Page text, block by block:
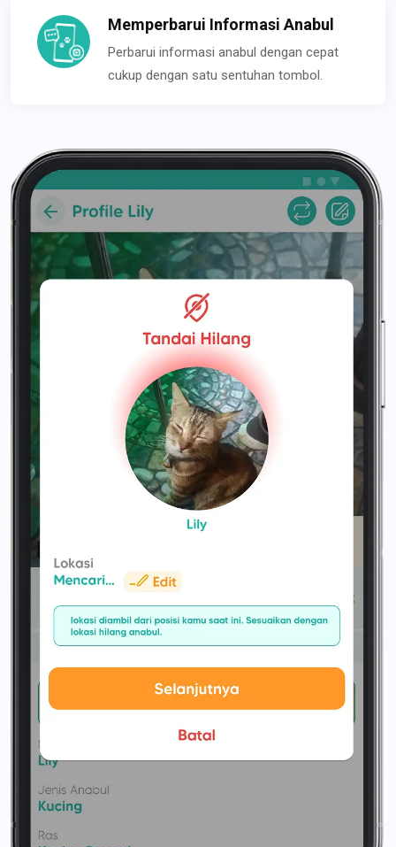
Memperbarui Informasi Anabul
Perbarui informasi anabul dengan cepat
cukup dengan satu sentuhan tombol.